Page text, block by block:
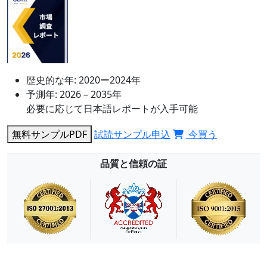
歴史的な年: 2020ー2024年
予測年: 2026－2035年
必要に応じて日本語レポートが入手可能
無料サンプルPDF 試読サンプル申込 今買う
品質と信頼の証